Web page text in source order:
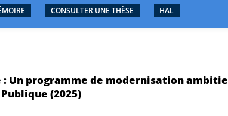
CONSULTER UNE THÈSE HAL
: Un programme de modernisation
(2025)